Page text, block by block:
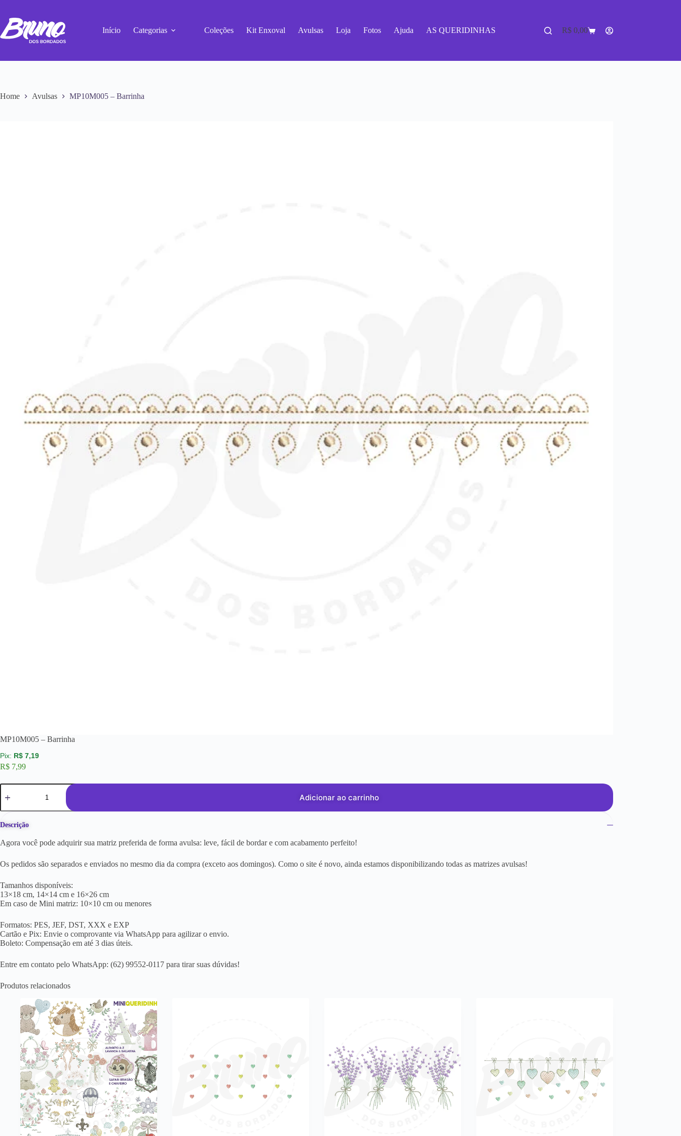
Início Categorias Coleções Kit Enxoval Avulsas Loja Fotos Ajuda AS QUERIDINHAS R$0,00
Home Avulsas MP10M005 – Barrinha
MP10M005 – Barrinha
R$ 7,19
R$ 7,99
Adicionar ao carrinho
Descrição
Agora você pode adquirir sua matriz preferida de forma avulsa: leve, fácil de bordar e com acabamento perfeito!
Os pedidos são separados e enviados no mesmo dia da compra (exceto aos domingos). Como o site é novo, ainda estamos disponibilizando todas as matrizes avulsas!
Tamanhos disponíveis:
13×18 cm, 14×14 cm e 16×26 cm
Em caso de Mini matriz: 10×10 cm ou menores
Formatos: PES, JEF, DST, XXX e EXP
Cartão e Pix: Envie o comprovante via WhatsApp para agilizar o envio.
Boleto: Compensação em até 3 dias úteis.
Entre em contato pelo WhatsApp: (62) 99552-0117 para tirar suas dúvidas!
Produtos relacionados